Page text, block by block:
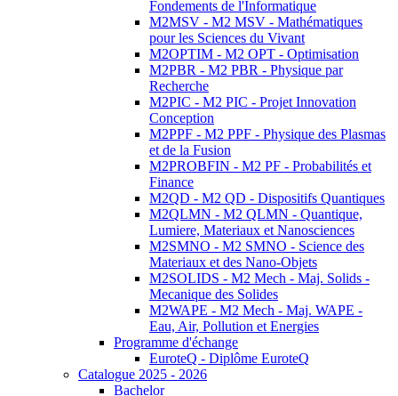
Fondements de l'Informatique
M2MSV - M2 MSV - Mathématiques
pour les Sciences du Vivant
M2OPTIM - M2 OPT - Optimisation
M2PBR - M2 PBR - Physique par
Recherche
M2PIC - M2 PIC - Projet Innovation
Conception
M2PPF - M2 PPF - Physique des Plasmas
et de la Fusion
M2PROBFIN - M2 PF - Probabilités et
Finance
M2QD - M2 QD - Dispositifs Quantiques
M2QLMN - M2 QLMN - Quantique,
Lumiere, Materiaux et Nanosciences
M2SMNO - M2 SMNO - Science des
Materiaux et des Nano-Objets
M2SOLIDS - M2 Mech - Maj. Solids -
Mecanique des Solides
M2WAPE - M2 Mech - Maj. WAPE -
Eau, Air, Pollution et Energies
Programme d'échange
EuroteQ - Diplôme EuroteQ
Catalogue 2025 - 2026
Bachelor